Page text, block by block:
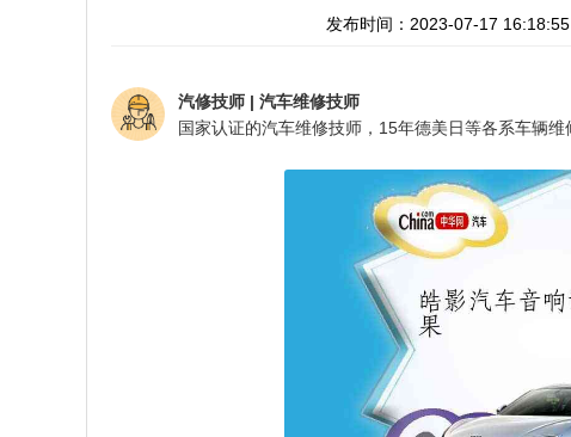
发布时间：2023-07-17 16:18:55
汽修技师 | 汽车维修技师